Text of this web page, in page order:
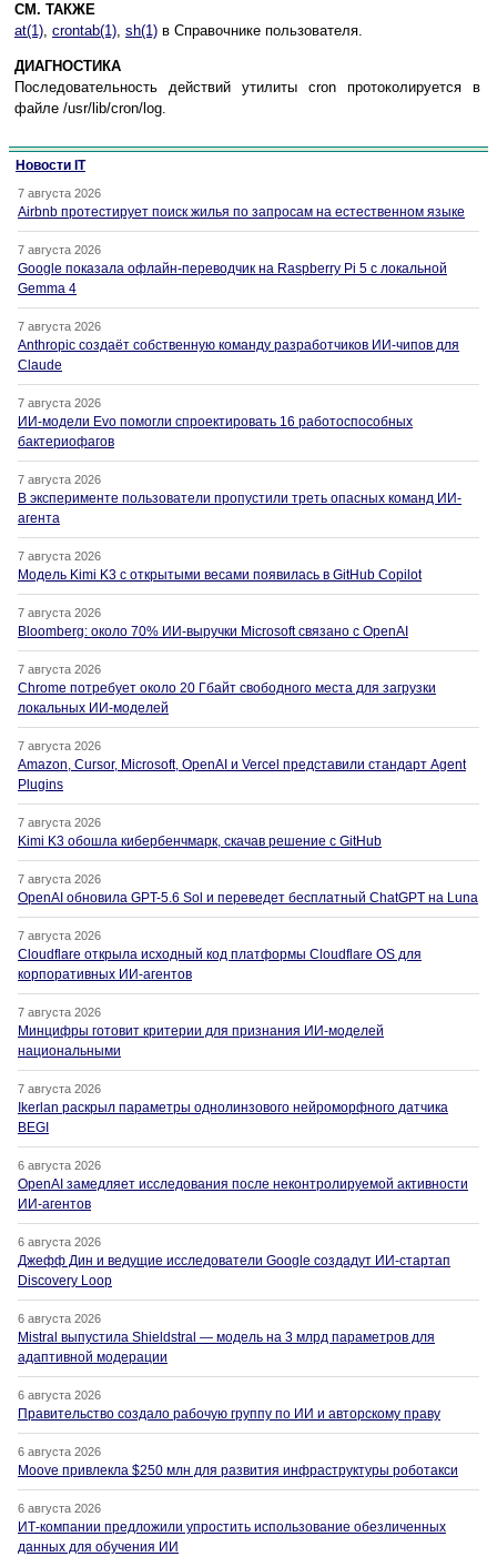
СМ. ТАКЖЕ
at(1), crontab(1), sh(1) в Справочнике пользователя.
ДИАГНОСТИКА
Последовательность действий утилиты cron протоколируется в
файле /usr/lib/cron/log.
Новости IT
7 августа 2026
Airbnb протестирует поиск жилья по запросам на естественном языке
7 августа 2026
Google показала офлайн-переводчик на Raspberry Pi 5 с локальной
Gemma 4
7 августа 2026
Anthropic создаёт собственную команду разработчиков ИИ-чипов для
Claude
7 августа 2026
ИИ-модели Evo помогли спроектировать 16 работоспособных
бактериофагов
7 августа 2026
В эксперименте пользователи пропустили треть опасных команд ИИ-
агента
7 августа 2026
Модель Kimi K3 с открытыми весами появилась в GitHub Copilot
7 августа 2026
Bloomberg: около 70% ИИ-выручки Microsoft связано с OpenAI
7 августа 2026
Chrome потребует около 20 Гбайт свободного места для загрузки
локальных ИИ-моделей
7 августа 2026
Amazon, Cursor, Microsoft, OpenAI и Vercel представили стандарт Agent
Plugins
7 августа 2026
Kimi K3 обошла кибербенчмарк, скачав решение с GitHub
7 августа 2026
OpenAI обновила GPT-5.6 Sol и переведет бесплатный ChatGPT на Luna
7 августа 2026
Cloudflare открыла исходный код платформы Cloudflare OS для
корпоративных ИИ-агентов
7 августа 2026
Минцифры готовит критерии для признания ИИ-моделей
национальными
7 августа 2026
Ikerlan раскрыл параметры однолинзового нейроморфного датчика
BEGI
6 августа 2026
OpenAI замедляет исследования после неконтролируемой активности
ИИ-агентов
6 августа 2026
Джефф Дин и ведущие исследователи Google создадут ИИ-стартап
Discovery Loop
6 августа 2026
Mistral выпустила Shieldstral — модель на 3 млрд параметров для
адаптивной модерации
6 августа 2026
Правительство создало рабочую группу по ИИ и авторскому праву
6 августа 2026
Moove привлекла $250 млн для развития инфраструктуры роботакси
6 августа 2026
ИТ-компании предложили упростить использование обезличенных
данных для обучения ИИ